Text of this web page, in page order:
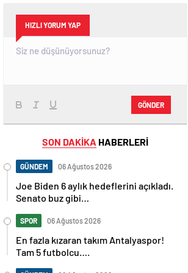
HIZLI YORUM YAP
GÖNDER
SON DAKİKA HABERLERİ
GÜNDEM 06 Ağustos 2026
Joe Biden 6 aylık hedeflerini açıkladı.
Senato buz gibi…
SPOR 06 Ağustos 2026
En fazla kızaran takım Antalyaspor!
Tam 5 futbolcu….